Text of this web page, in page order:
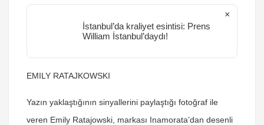
İstanbul’da kraliyet esintisi: Prens
William İstanbul’daydı!
×
EMILY RATAJKOWSKI
Yazın yaklaştığının sinyallerini paylaştığı fotoğraf ile
veren Emily Ratajowski, markası Inamorata’dan desenli